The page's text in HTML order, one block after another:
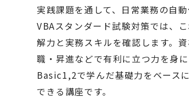
実践課題を通して、日常業務の自
VBAスタンダード試験対策では、
解力と実務スキルを確認します。
職・昇進などで有利に立つ力を身
Basic1,2で学んだ基礎力をベース
できる講座です。